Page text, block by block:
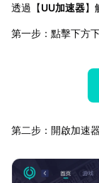
透過【UU加速器】
第一步：點擊下方
第二步：開啟加速